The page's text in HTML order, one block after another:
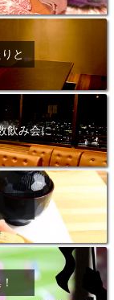
と
飲み会に